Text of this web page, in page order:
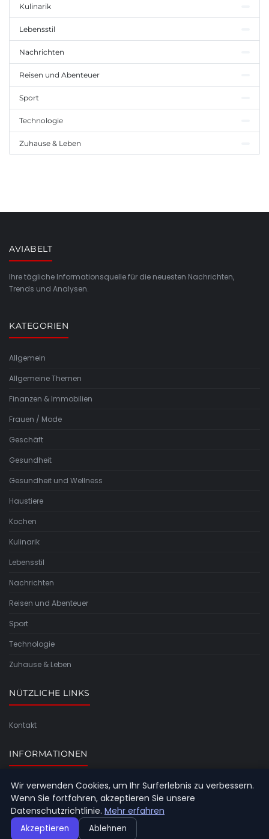
Kulinarik
Lebensstil
Nachrichten
Reisen und Abenteuer
Sport
Technologie
Zuhause & Leben
AVIABELT
Ihre tägliche Informationsquelle für die neuesten Nachrichten,
Trends und Analysen.
KATEGORIEN
Allgemein
Allgemeine Themen
Finanzen & Immobilien
Frauen / Mode
Geschäft
Gesundheit
Gesundheit und Wellness
Haustiere
Kochen
Kulinarik
Lebensstil
Nachrichten
Reisen und Abenteuer
Sport
Technologie
Zuhause & Leben
NÜTZLICHE LINKS
Kontakt
INFORMATIONEN
Seitenübersicht
© 2026 Aviabelt. Alle Rechte vorbehalten.
Wir verwenden Cookies, um Ihr Surferlebnis zu verbessern.
Wenn Sie fortfahren, akzeptieren Sie unsere
Datenschutzrichtlinie. Mehr erfahren
Akzeptieren Ablehnen